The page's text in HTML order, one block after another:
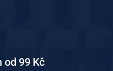
od 99 Kč